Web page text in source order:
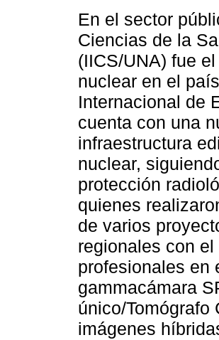
En el sector
Ciencias de la
(IICS/UNA) fue
nuclear en el
Internacional de
cuenta con una
infraestructura
nuclear,
protección
quienes
de varios
regionales con
profesionales en
gammacámara
único/Tomógrafo
imágenes